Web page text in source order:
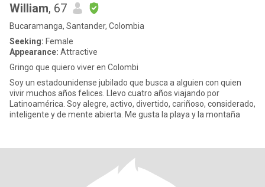
William, 67
Bucaramanga, Santander, Colombia
Seeking: Female
Appearance: Attractive
Gringo que quiero viver en Colombi
Soy un estadounidense jubilado que busca a alguien con quien
vivir muchos años felices. Llevo cuatro años viajando por
Latinoamérica. Soy alegre, activo, divertido, cariñoso, considerado,
inteligente y de mente abierta. Me gusta la playa y la montaña